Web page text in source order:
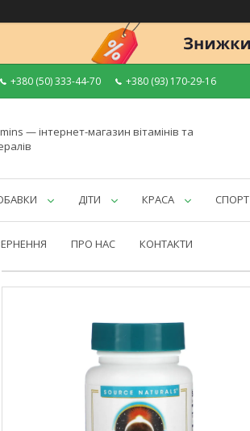
+380 (50) 333-44-70 +380 (93) 170-29-16
— інтернет-магазин вітамінів та
ДІТИ КРАСА СПОРТ
ПРО НАС КОНТАКТИ